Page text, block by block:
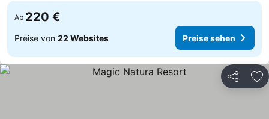
Ab 220 €
Preise von 22 Websites Preise sehen
Teilen